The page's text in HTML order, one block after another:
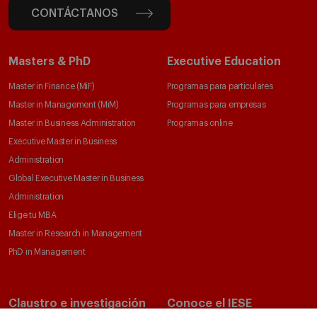
CONTÁCTANOS
Masters & PhD
Master in Finance (MiF)
Master in Management (MiM)
Master in Business Administration
Executive Master in Business
Administration
Global Executive Master in Business
Administration
Elige tu MBA
Master in Research in Management
PhD in Management
Executive Education
Programas para particulares
Programas para empresas
Programas online
Claustro e investigación Conoce el IESE